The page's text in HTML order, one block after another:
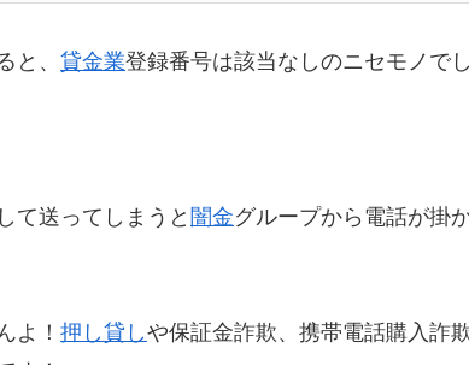
と、 貸金業登録番号は該当なしのニセモノでし
て送ってしまうと 闇金グループから電話が掛
よ！ 押し貸しや保証金詐欺、携帯電話購入詐